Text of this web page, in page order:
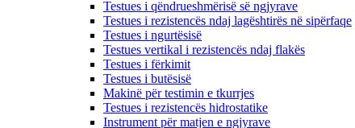
Testues i qëndrueshmërisë së ngjyrave
Testues i rezistencës ndaj lagështirës në sipërfaqe
Testues i ngurtësisë
Testues vertikal i rezistencës ndaj flakës
Testues i fërkimit
Testues i butësisë
Makinë për testimin e tkurrjes
Testues i rezistencës hidrostatike
Instrument për matjen e ngjyrave